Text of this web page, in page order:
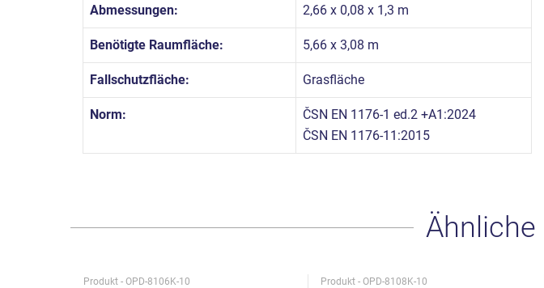
Abmessungen: 2,66 x 0,08 x 1,3 m
Benötigte Raumfläche: 5,66 x 3,08 m
Fallschutzfläche: Grasfläche
Norm:
ČSN EN 1176-1 ed.2 +A1:2024
ČSN EN 1176-11:2015
Ähnliche
Produkt - OPD-8106K-10 Produkt - OPD-8108K-10